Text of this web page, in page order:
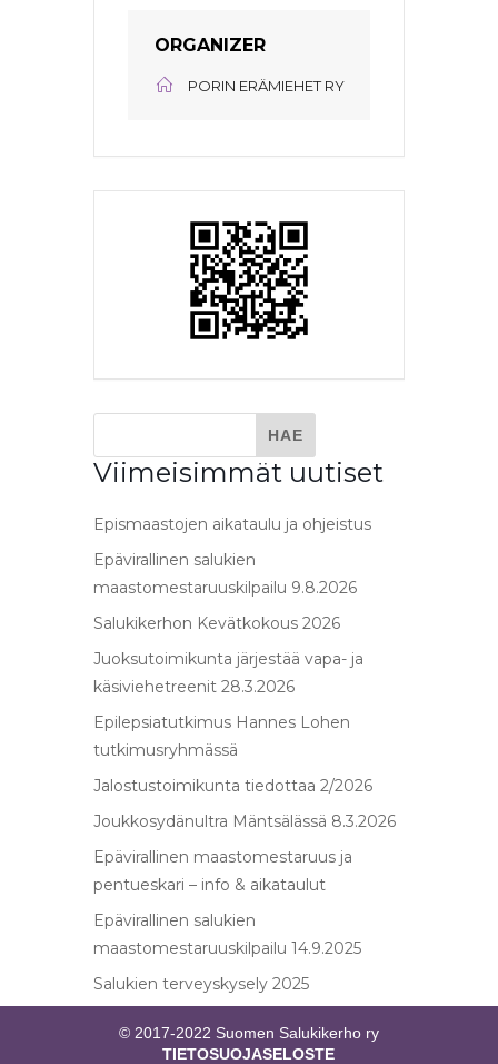
ORGANIZER
PORIN ERÄMIEHET RY
Viimeisimmät uutiset
Epismaastojen aikataulu ja ohjeistus
Epävirallinen salukien
maastomestaruuskilpailu 9.8.2026
Salukikerhon Kevätkokous 2026
Juoksutoimikunta järjestää vapa- ja
käsiviehetreenit 28.3.2026
Epilepsiatutkimus Hannes Lohen
tutkimusryhmässä
Jalostustoimikunta tiedottaa 2/2026
Joukkosydänultra Mäntsälässä 8.3.2026
Epävirallinen maastomestaruus ja
pentueskari – info & aikataulut
Epävirallinen salukien
maastomestaruuskilpailu 14.9.2025
Salukien terveyskysely 2025
© 2017-2022 Suomen Salukikerho ry
TIETOSUOJASELOSTE